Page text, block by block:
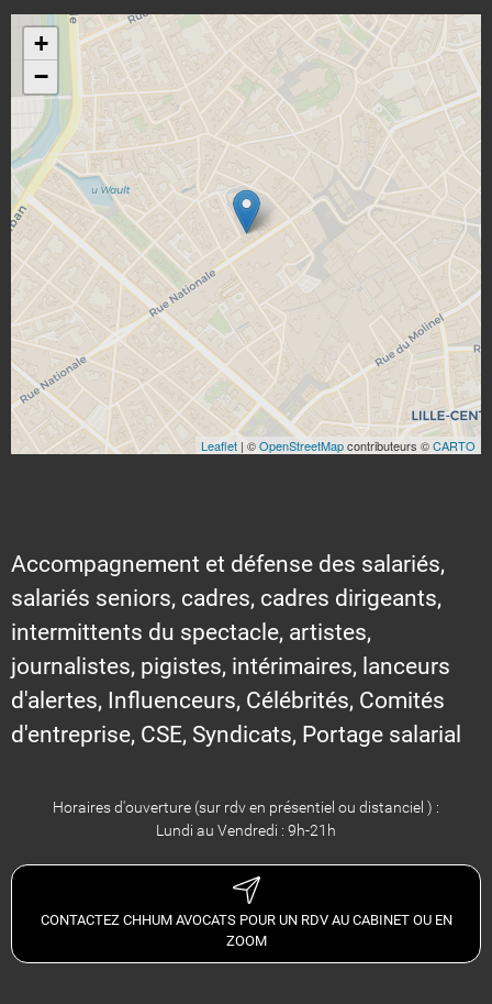
+
−
Leaflet | ©OpenStreetMapcontributeurs ©CARTO
Accompagnement et défense des salariés,
salariés seniors, cadres, cadres dirigeants,
intermittents du spectacle, artistes,
journalistes, pigistes, intérimaires, lanceurs
d'alertes, Influenceurs, Célébrités, Comités
d'entreprise, CSE, Syndicats, Portage salarial
Horaires d'ouverture (sur rdv en présentiel ou distanciel ) :
Lundi au Vendredi : 9h-21h
CONTACTEZ CHHUM AVOCATS POUR UN RDV AU CABINET OU EN
ZOOM